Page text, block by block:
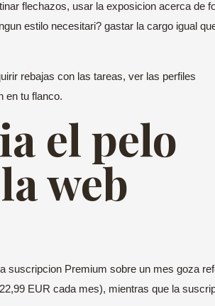
flechazos, usar la exposicion acerca de
estilo necesitari? gastar la cargo igual
rebajas con las tareas, ver las perfiles
en tu flanco.
el pelo
web
suscripcion Premium sobre un mes goza
EUR cada mes), mientras que la